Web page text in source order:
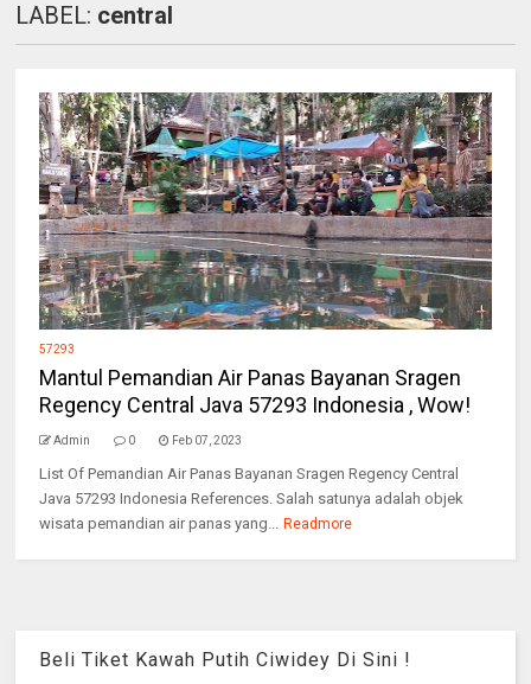
LABEL: central
57293
Mantul Pemandian Air Panas Bayanan Sragen
Regency Central Java 57293 Indonesia , Wow!
Admin 0 Feb 07, 2023
List Of Pemandian Air Panas Bayanan Sragen Regency Central
Java 57293 Indonesia References. Salah satunya adalah objek
wisata pemandian air panas yang... Readmore
Beli Tiket Kawah Putih Ciwidey Di Sini !